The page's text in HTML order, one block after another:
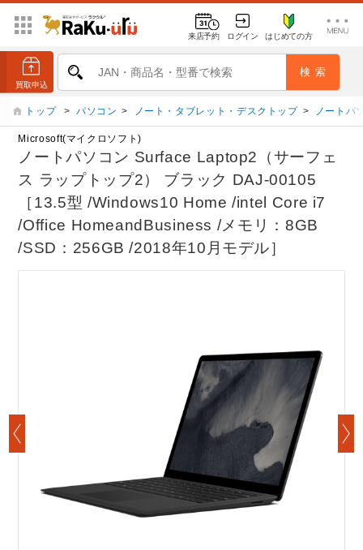
来店予約 ログイン はじめての方
トップ > パソコン > ノート・タブレット・デスクトップ > ノートパ
Microsoft(マイクロソフト)
ノートパソコン Surface Laptop2（サーフェ
ス ラップトップ2） ブラック DAJ-00105
［13.5型 /Windows10 Home /intel Core i7
/Office HomeandBusiness /メモリ：8GB
/SSD：256GB /2018年10月モデル］